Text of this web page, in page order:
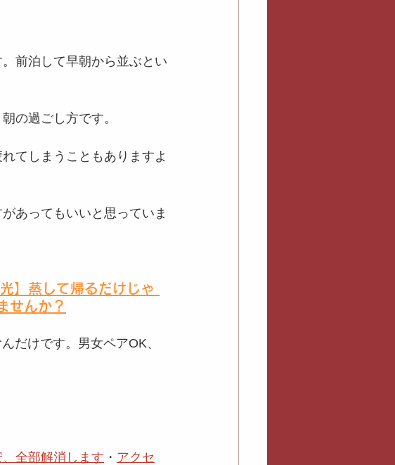
前泊して早朝から並ぶとい
の過ごし方です。
てしまうこともありますよ
あってもいいと思っていま
】蒸して帰るだけじゃ
せんか？
だけです。男女ペアOK、
全部解消します ・ アクセ